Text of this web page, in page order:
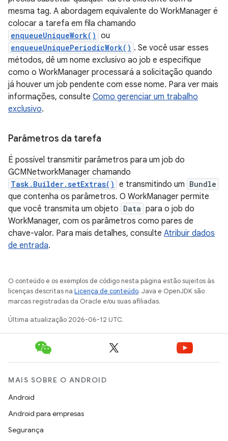
mesma tag. A abordagem equivalente do WorkManager é
colocar a tarefa em fila chamando
enqueueUniqueWork() ou
enqueueUniquePeriodicWork() . Se você usar esses
métodos, dê um nome exclusivo ao job e especifique
como o WorkManager processará a solicitação quando
já houver um job pendente com esse nome. Para ver mais
informações, consulte Como gerenciar um trabalho
exclusivo.
Parâmetros da tarefa
É possível transmitir parâmetros para um job do
GCMNetworkManager chamando
Task.Builder.setExtras() e transmitindo um Bundle
que contenha os parâmetros. O WorkManager permite
que você transmita um objeto Data para o job do
WorkManager, com os parâmetros como pares de
chave-valor. Para mais detalhes, consulte Atribuir dados
de entrada.
O conteúdo e os exemplos de código nesta página estão sujeitos às
licenças descritas na Licença de conteúdo. Java e OpenJDK são
marcas registradas da Oracle e/ou suas afiliadas.
Última atualização 2026-06-12 UTC.
MAIS SOBRE O ANDROID
Android
Android para empresas
Segurança